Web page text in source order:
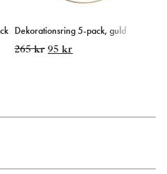
Dekorationsring 5-pack, guld
265krDet
95 kr